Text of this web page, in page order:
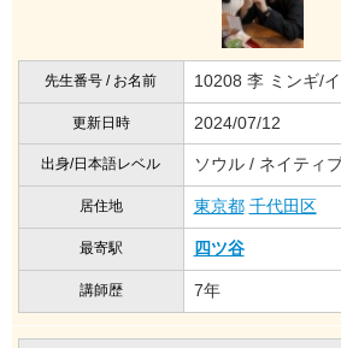
先生番号 / お名前 10208 李 ミンギ/
更新日時 2024/07/12
出身/日本語レベル ソウル / ネイティ
居住地 東京都 千代田区
最寄駅 四ツ谷
講師歴 7年